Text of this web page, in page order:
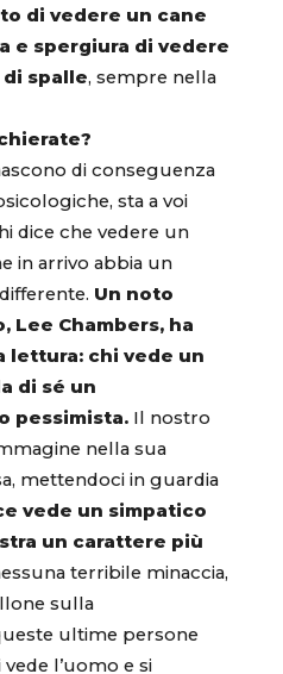
di vedere un cane
e spergiura di vedere
spalle, sempre nella
di conseguenza
sta a voi
dice che vedere un
in arrivo abbia un
Un noto
Lee Chambers, ha
lettura: chi vede un
di sé un
pessimista. Il nostro
nella sua
mettendoci in guardia
vede un simpatico
un carattere più
terribile minaccia,
sulla
ultime persone
l’uomo e si